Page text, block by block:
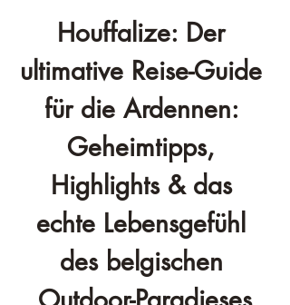
Houffalize: Der
ultimative Reise-Guide
für die Ardennen:
Geheimtipps,
Highlights & das
echte Lebensgefühl
des belgischen